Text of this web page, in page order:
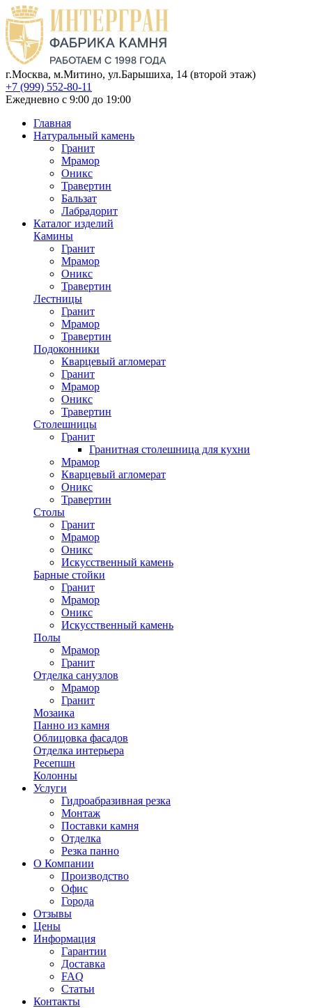
г.Москва, м.Митино, ул.Барышиха, 14 (второй этаж)
+7 (999) 552-80-11
Ежедневно с 9:00 до 19:00
Главная
Натуральный камень
Гранит
Мрамор
Оникс
Травертин
Бальзат
Лабрадорит
Каталог изделий
Камины
Гранит
Мрамор
Оникс
Травертин
Лестницы
Гранит
Мрамор
Травертин
Подоконники
Кварцевый агломерат
Гранит
Мрамор
Оникс
Травертин
Столешницы
Гранит
Гранитная столешница для кухни
Мрамор
Кварцевый агломерат
Оникс
Травертин
Столы
Гранит
Мрамор
Оникс
Искусственный камень
Барные стойки
Гранит
Мрамор
Оникс
Искусственный камень
Полы
Мрамор
Гранит
Отделка санузлов
Мрамор
Гранит
Мозаика
Панно из камня
Облицовка фасадов
Отделка интерьера
Ресепшн
Колонны
Услуги
Гидроабразивная резка
Монтаж
Поставки камня
Отделка
Резка панно
О Компании
Производство
Офис
Города
Отзывы
Цены
Информация
Гарантии
Доставка
FAQ
Статьи
Контакты